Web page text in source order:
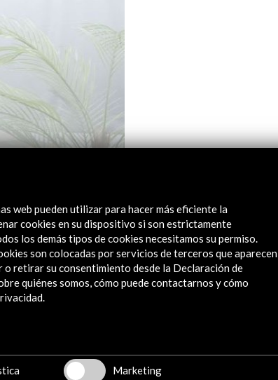
web pueden utilizar para hacer más eficiente la
cookies en su dispositivo si son estrictamente
los demás tipos de cookies necesitamos su permiso.
son colocadas por servicios de terceros que aparecen
o retirar su consentimiento desde la Declaración de
quiénes somos, cómo puede contactarnos y cómo
Marketing